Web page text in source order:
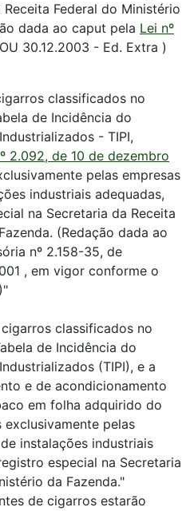
Federal do Ministério
dada ao caput pela Lei nº
30.12.2003 - Ed. Extra )
classificados no
de Incidência do
- TIPI,
2.092, de 10 de dezembro
pelas empresas
industriais adequadas,
na Secretaria da Receita
(Redação dada ao
nº 2.158-35, de
, em vigor conforme o
classificados no
de Incidência do
(TIPI), e a
e de acondicionamento
em folha adquirido do
pelas
instalações industriais
especial na Secretaria
da Fazenda."
de cigarros estarão